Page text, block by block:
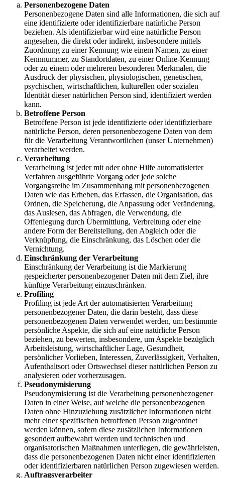
Personenbezogene Daten
Personenbezogene Daten sind alle Informationen, die sich auf
eine identifizierte oder identifizierbare natürliche Person
beziehen. Als identifizierbar wird eine natürliche Person
angesehen, die direkt oder indirekt, insbesondere mittels
Zuordnung zu einer Kennung wie einem Namen, zu einer
Kennnummer, zu Standortdaten, zu einer Online-Kennung
oder zu einem oder mehreren besonderen Merkmalen, die
Ausdruck der physischen, physiologischen, genetischen,
psychischen, wirtschaftlichen, kulturellen oder sozialen
Identität dieser natürlichen Person sind, identifiziert werden
kann.
Betroffene Person
Betroffene Person ist jede identifizierte oder identifizierbare
natürliche Person, deren personenbezogene Daten von dem
für die Verarbeitung Verantwortlichen (unser Unternehmen)
verarbeitet werden.
Verarbeitung
Verarbeitung ist jeder mit oder ohne Hilfe automatisierter
Verfahren ausgeführte Vorgang oder jede solche
Vorgangsreihe im Zusammenhang mit personenbezogenen
Daten wie das Erheben, das Erfassen, die Organisation, das
Ordnen, die Speicherung, die Anpassung oder Veränderung,
das Auslesen, das Abfragen, die Verwendung, die
Offenlegung durch Übermittlung, Verbreitung oder eine
andere Form der Bereitstellung, den Abgleich oder die
Verknüpfung, die Einschränkung, das Löschen oder die
Vernichtung.
Einschränkung der Verarbeitung
Einschränkung der Verarbeitung ist die Markierung
gespeicherter personenbezogener Daten mit dem Ziel, ihre
künftige Verarbeitung einzuschränken.
Profiling
Profiling ist jede Art der automatisierten Verarbeitung
personenbezogener Daten, die darin besteht, dass diese
personenbezogenen Daten verwendet werden, um bestimmte
persönliche Aspekte, die sich auf eine natürliche Person
beziehen, zu bewerten, insbesondere, um Aspekte bezüglich
Arbeitsleistung, wirtschaftlicher Lage, Gesundheit,
persönlicher Vorlieben, Interessen, Zuverlässigkeit, Verhalten,
Aufenthaltsort oder Ortswechsel dieser natürlichen Person zu
analysieren oder vorherzusagen.
Pseudonymisierung
Pseudonymisierung ist die Verarbeitung personenbezogener
Daten in einer Weise, auf welche die personenbezogenen
Daten ohne Hinzuziehung zusätzlicher Informationen nicht
mehr einer spezifischen betroffenen Person zugeordnet
werden können, sofern diese zusätzlichen Informationen
gesondert aufbewahrt werden und technischen und
organisatorischen Maßnahmen unterliegen, die gewährleisten,
dass die personenbezogenen Daten nicht einer identifizierten
oder identifizierbaren natürlichen Person zugewiesen werden.
Auftragsverarbeiter